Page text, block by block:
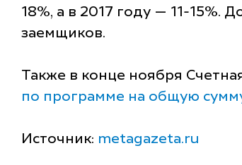
18%, а в 2017 году — 11-15%.
заемщиков.
Также в конце ноября
по программе на общую
Источник: metagazeta.ru